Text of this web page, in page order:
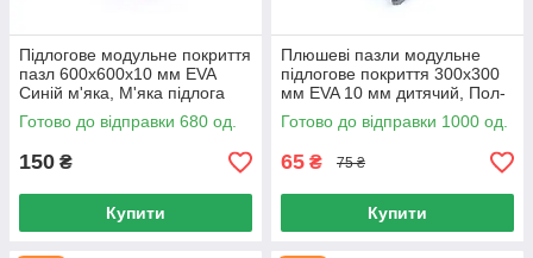
Підлогове модульне покриття
пазл 600x600x10 мм EVA
Синій м'яка, М'яка підлога
для дитячої EVA 600x600
Готово до відправки 680 од.
150 ₴
Купити
Плюшеві пазли модульне
підлогове покриття 300х300
мм EVA 10 мм дитячий, Пол-
пазл Світло-сірий 30х30 см
Готово до відправки 1000 од.
65 ₴ 75 ₴
Купити